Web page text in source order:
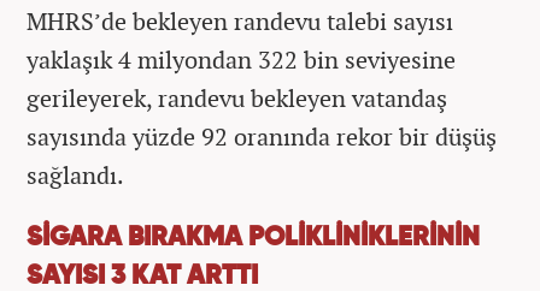
MHRS’de bekleyen randevu talebi sayısı
yaklaşık 4 milyondan 322 bin seviyesine
gerileyerek, randevu bekleyen vatandaş
sayısında yüzde 92 oranında rekor bir düşüş
sağlandı.
SİGARA BIRAKMA POLİKLİNİKLERİNİN
SAYISI 3 KAT ARTTI